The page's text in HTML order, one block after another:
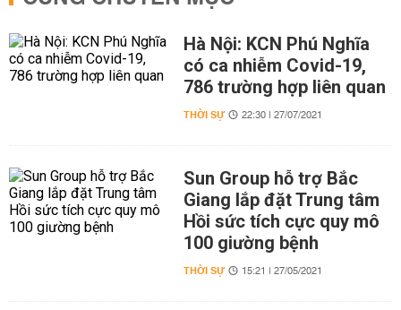
Hà Nội: KCN Phú Nghĩa
có ca nhiễm Covid-19,
786 trường hợp liên quan
THỜI SỰ 22:30 | 27/07/2021
Sun Group hỗ trợ Bắc
Giang lắp đặt Trung tâm
Hồi sức tích cực quy mô
100 giường bệnh
THỜI SỰ 15:21 | 27/05/2021